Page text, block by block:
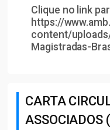
Clique no link
https://
content/
Magistradas-
CARTA